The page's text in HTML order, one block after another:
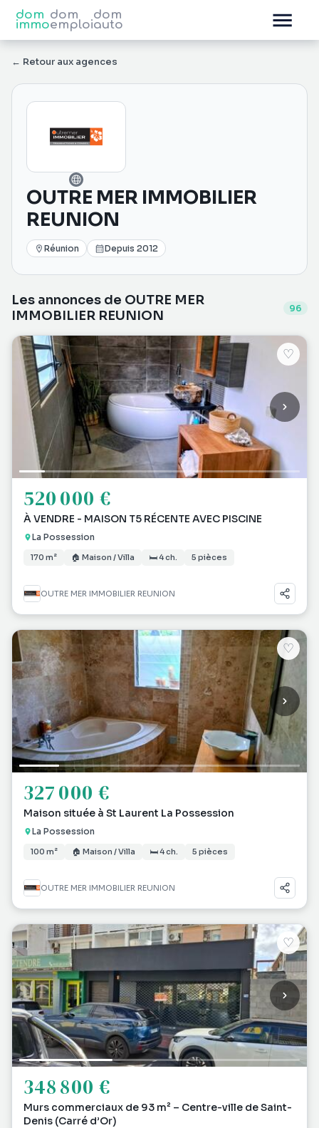
dom
immo
dom
emploi
dom
auto
← Retour aux agences
OUTRE MER IMMOBILIER
REUNION
Réunion Depuis 2012
Les annonces de OUTRE MER
IMMOBILIER REUNION
96
♡
520 000 €
À VENDRE - MAISON T5 RÉCENTE AVEC PISCINE
La Possession
170 m² 🏠 Maison / Villa 🛏 4 ch. 5 pièces
OUTRE MER IMMOBILIER REUNION
♡
327 000 €
Maison située à St Laurent La Possession
La Possession
100 m² 🏠 Maison / Villa 🛏 4 ch. 5 pièces
OUTRE MER IMMOBILIER REUNION
♡
348 800 €
Murs commerciaux de 93 m² – Centre-ville de Saint-
Denis (Carré d’Or)